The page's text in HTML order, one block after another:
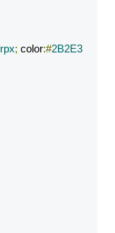
; color:#2B2E3